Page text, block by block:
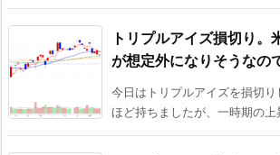
トリプルアイズ損切り。
が想定外になりそうなの
今日はトリプルアイズを損切り
ほど持ちましたが、一時期の上